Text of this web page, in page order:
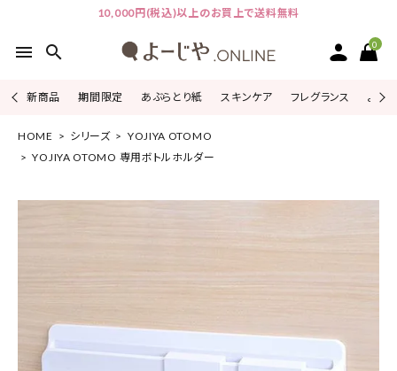
10,000円(税込)以上のお買上で送料無料
menu search 0
新商品 期間限定 あぶらとり紙 スキンケア フレグランス よじ
ACCOUNT MENU
ようこそ ゲスト 様
シリーズから探す
HOME シリーズ
YOJIYA OTOMO
YOJIYA OTOMO 専用ボトルホルダー